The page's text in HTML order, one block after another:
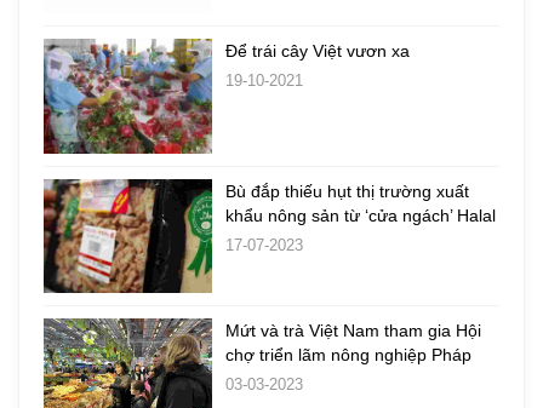
Để trái cây Việt vươn xa
19-10-2021
Bù đắp thiếu hụt thị trường xuất
khẩu nông sản từ ‘cửa ngách’ Halal
17-07-2023
Mứt và trà Việt Nam tham gia Hội
chợ triển lãm nông nghiệp Pháp
03-03-2023